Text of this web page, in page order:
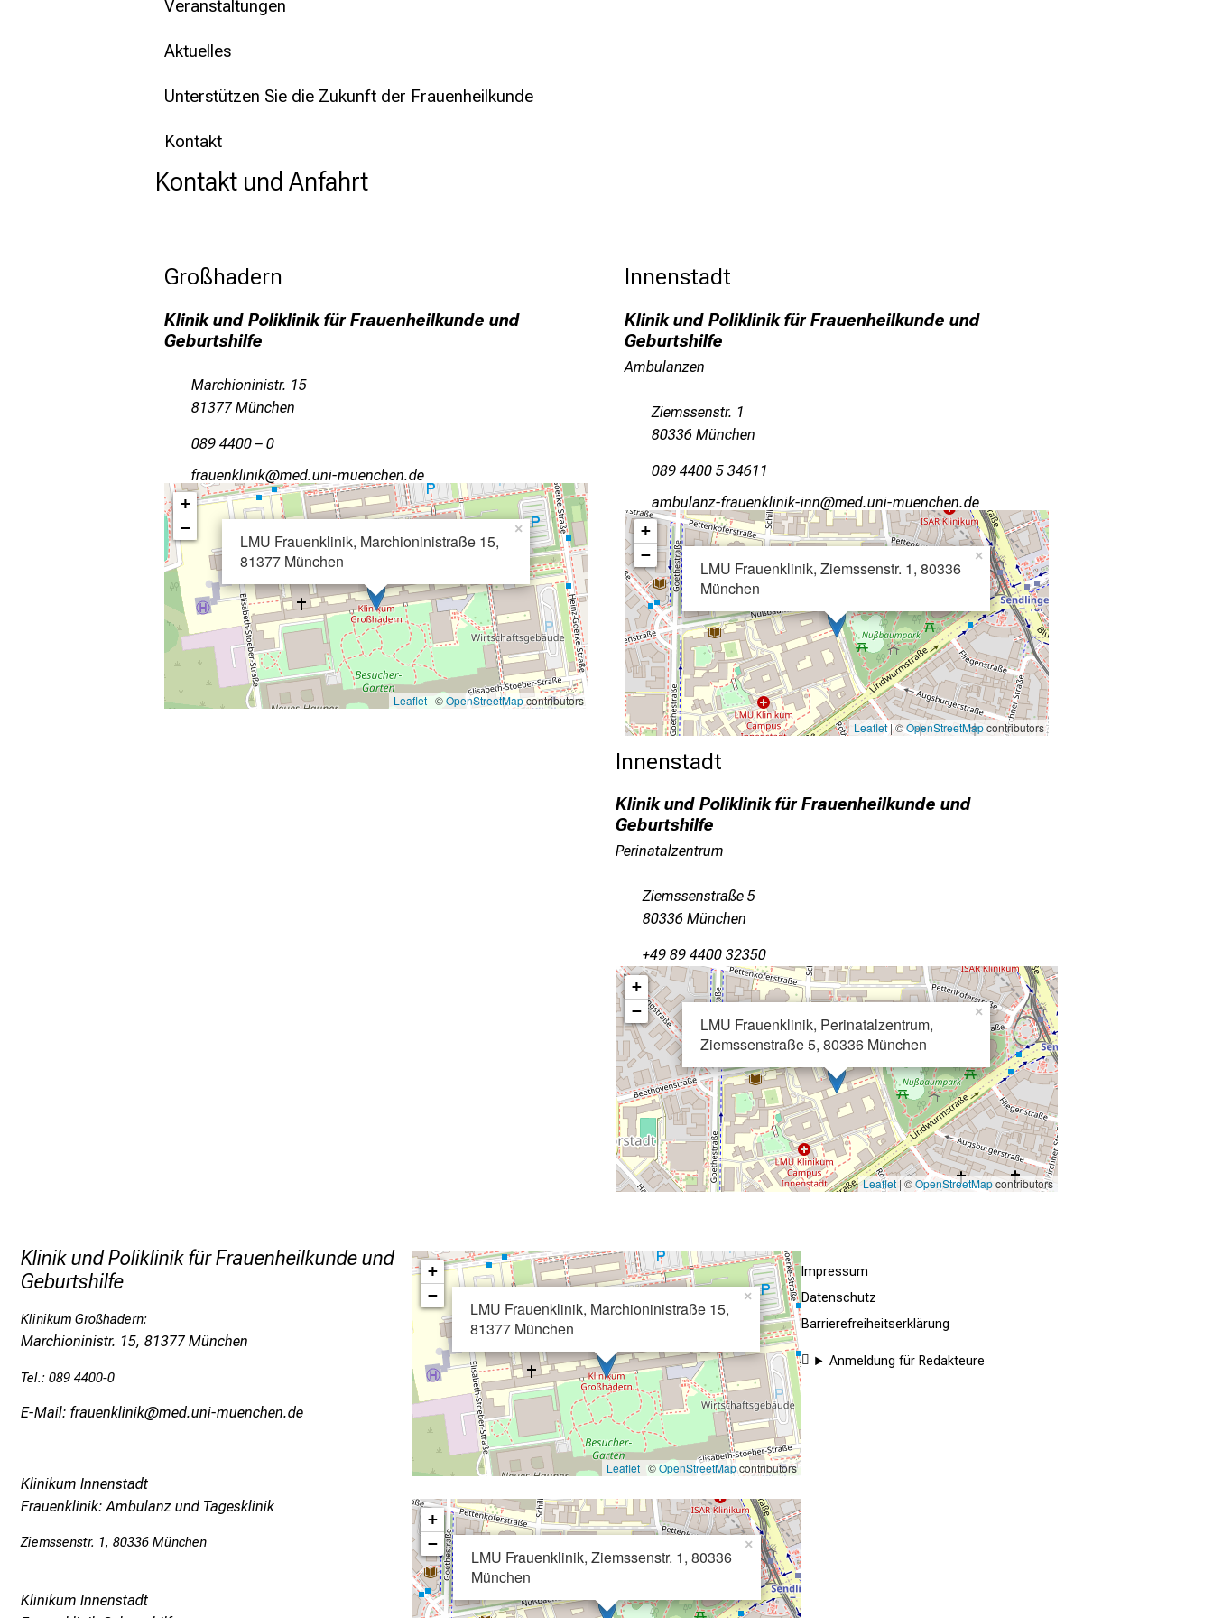
Veranstaltungen
Aktuelles
Unterstützen Sie die Zukunft der Frauenheilkunde
Kontakt
Kontakt und Anfahrt
Großhadern
Klinik und Poliklinik für Frauenheilkunde und
Geburtshilfe
Marchioninistr. 15
81377 München
089 4400 – 0
wpgfiuoälulo
vim ful_vfiuyziuemi
LMU Frauenklinik, Marchioninistraße 15,
81377 München
×
+
−
Leaflet | ©OpenStreetMapcontributors
Innenstadt
Klinik und Poliklinik für Frauenheilkunde und
Geburtshilfe
Ambulanzen
Ziemssenstr. 1
80336 München
089 4400 5 34611
gvjfägußWGwpgfiuoäJlulorluu
avimeful_vfiuyziu-mi
LMU Frauenklinik, Ziemssenstr. 1, 80336
München
×
+
−
Leaflet| ©OpenStreetMapcontributors
Innenstadt
Klinik und Poliklinik für Frauenheilkunde und
Geburtshilfe
Perinatalzentrum
Ziemssenstraße 5
80336 München
+49 89 4400 32350
LMU Frauenklinik, Perinatalzentrum,
Ziemssenstraße 5, 80336 München
×
+
−
Leaflet | ©OpenStreetMapcontributors
Klinik und Poliklinik für Frauenheilkunde und
Geburtshilfe
Klinikum Großhadern:
Marchioninistr. 15, 81377 München
Tel.: 089 4400-0
E-Mail: frauenklinik@med.uni-muenchen.de
Klinikum Innenstadt
Frauenklinik: Ambulanz und Tagesklinik
Ziemssenstr. 1, 80336 München
Klinikum Innenstadt
LMU Frauenklinik, Marchioninistraße 15,
81377 München
×
+
−
Leaflet | ©OpenStreetMapcontributors
LMU Frauenklinik, Ziemssenstr. 1, 80336
München
×
+
−
Impressum
Datenschutz
Barrierefreiheitserklärung
Anmeldung für Redakteure